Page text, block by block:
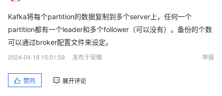
Kafka将每个partition的数据复制到多个server上，任何一个
partition都有一个leader和多个follower（可以没有）。备份的个数
可以通过broker配置文件来设定。
2024-04-18 15:01:59
发布于安徽 举报
赞同 展开评论